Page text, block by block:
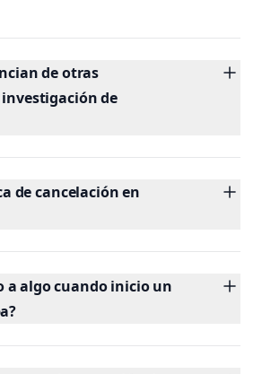
de otras
de
de cancelación en
a algo cuando inicio un